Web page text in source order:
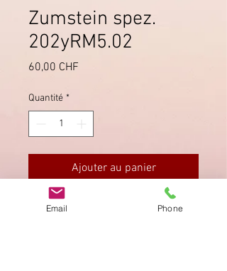
Zumstein spez.
202yRM5.02
60,00 CHF
Quantité *
Ajouter au panier
Kontrollaufdruck mit Buchstaben L
Email Phone